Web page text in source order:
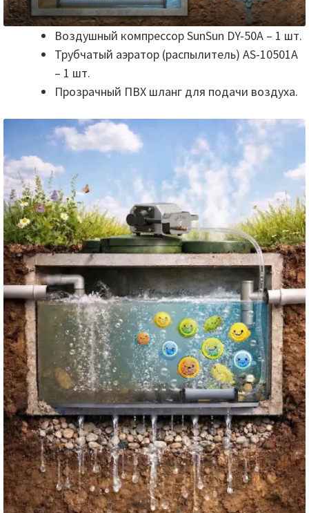
Воздушный компрессор SunSun DY-50А – 1 шт.
Трубчатый аэратор (распылитель) AS-10501A
– 1 шт.
Прозрачный ПВХ шланг для подачи воздуха.